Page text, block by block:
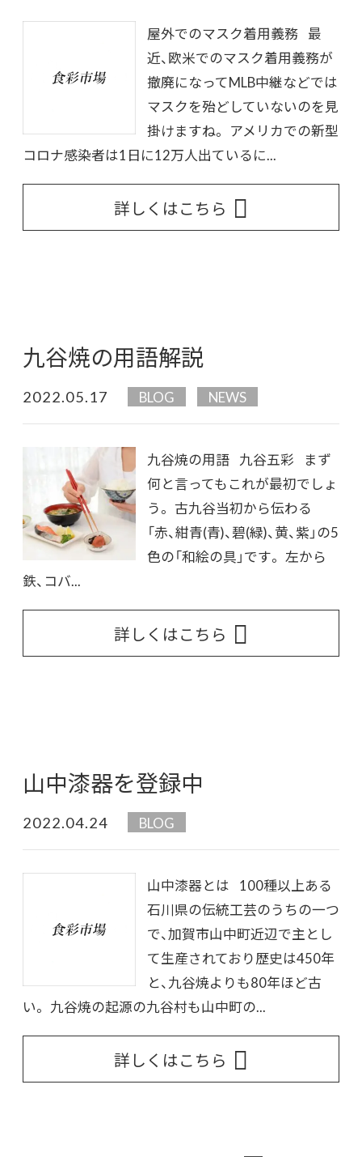
屋外でのマスク着用義務 最
近、欧米でのマスク着用義務が
撤廃になってMLB中継などでは
マスクを殆どしていないのを見
掛けますね。 アメリカでの新型
コロナ感染者は1日に12万人出ているに...
詳しくはこちら
九谷焼の用語解説
2022.05.17 BLOG NEWS
九谷焼の用語 九谷五彩 まず
何と言ってもこれが最初でしょ
う。 古九谷当初から伝わる
「赤、紺青(青)、碧(緑)、黄、紫」の5
色の「和絵の具」です。 左から
鉄、コバ...
詳しくはこちら
山中漆器を登録中
2022.04.24 BLOG
山中漆器とは 100種以上ある
石川県の伝統工芸のうちの一つ
で、加賀市山中町近辺で主とし
て生産されており歴史は450年
と、九谷焼よりも80年ほど古
い。 九谷焼の起源の九谷村も山中町の...
詳しくはこちら